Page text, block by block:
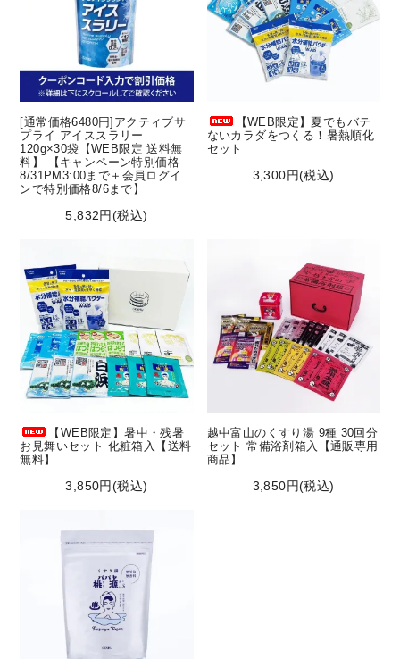
[通常価格6480円]アクティブサ
プライ アイススラリー
120g×30袋【WEB限定 送料無
料】 【キャンペーン特別価格
8/31PM3:00まで＋会員ログイ
ンで特別価格8/6まで】
5,832円(税込)
【WEB限定】夏でもバテ
ないカラダをつくる！暑熱順化
セット
3,300円(税込)
【WEB限定】暑中・残暑
お見舞いセット 化粧箱入【送料
無料】
3,850円(税込)
越中富山のくすり湯 9種 30回分
セット 常備浴剤箱入【通販専用
商品】
3,850円(税込)